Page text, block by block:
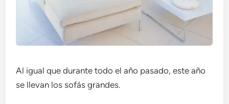
Al igual que durante todo el año pasado, este año
se llevan los sofás grandes.